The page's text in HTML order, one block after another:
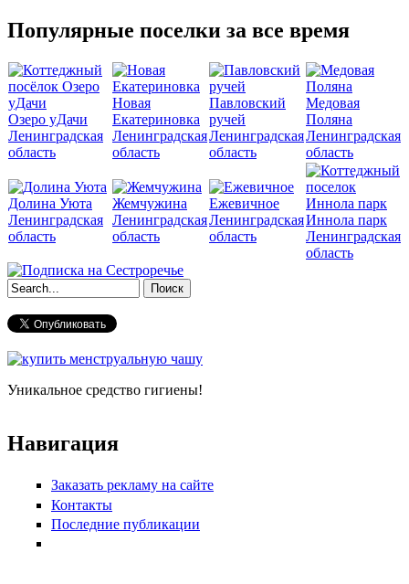
Популярные поселки за все время
Озеро уДачи
Ленинградская
область
Новая
Екатериновка
Ленинградская
область
Павловский
ручей
Ленинградская
область
Медовая
Поляна
Ленинградская
область
Долина Уюта
Ленинградская
область
Жемчужина
Ленинградская
область
Ежевичное
Ленинградская
область
Иннола парк
Ленинградская
область
Форма поиска
Уникальное средство гигиены!
Навигация
Заказать рекламу на сайте
Контакты
Последние публикации